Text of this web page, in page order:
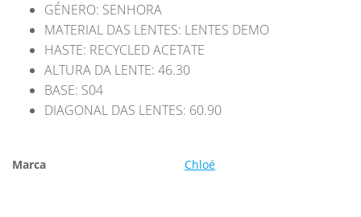
GÉNERO: SENHORA
MATERIAL DAS LENTES: LENTES DEMO
HASTE: RECYCLED ACETATE
ALTURA DA LENTE: 46.30
BASE: S04
DIAGONAL DAS LENTES: 60.90
Marca Chloé